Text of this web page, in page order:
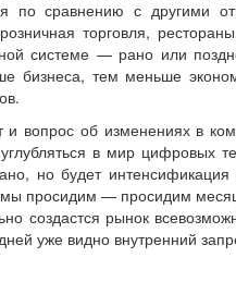
по сравнению с другими
розничная торговля,
системе — рано или
бизнеса, тем меньше
вопрос об изменениях в
в мир цифровых
но будет
просидим — просидим
создастся рынок
уже видно внутренний